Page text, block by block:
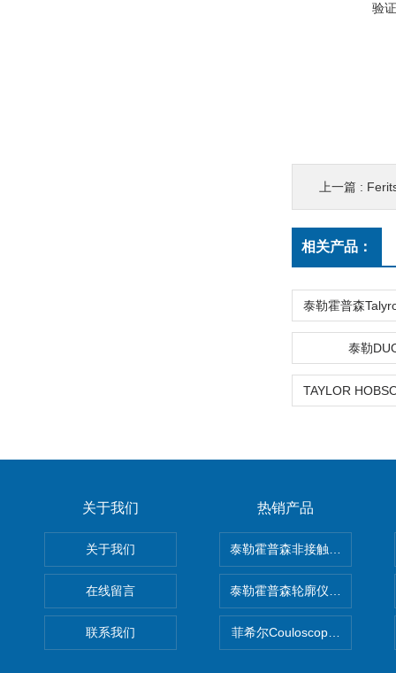
验
上一篇 :
相关产品：
泰勒
关于我们
关于我们
在线留言
联系我们
热销产品
泰勒霍普森非接触式轮廓仪
泰勒霍普森轮廓仪|TAYLOR
菲希尔Couloscope CMS2电